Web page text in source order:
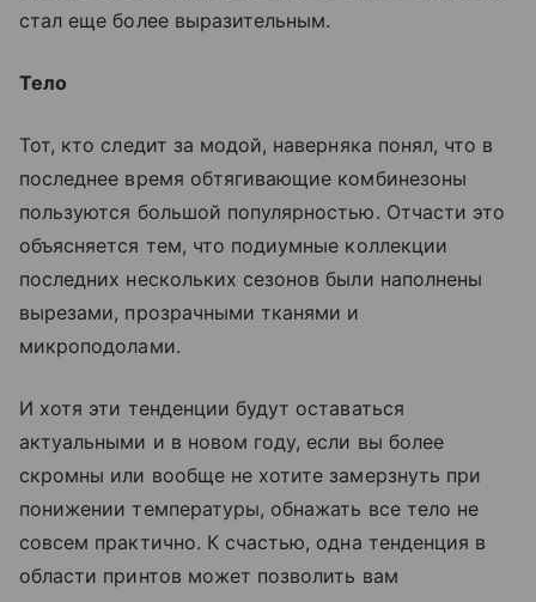
стал еще более выразительным.
Тело
Тот, кто следит за модой, наверняка понял, что в
последнее время обтягивающие комбинезоны
пользуются большой популярностью. Отчасти это
объясняется тем, что подиумные коллекции
последних нескольких сезонов были наполнены
вырезами, прозрачными тканями и
микроподолами.
И хотя эти тенденции будут оставаться
актуальными и в новом году, если вы более
скромны или вообще не хотите замерзнуть при
понижении температуры, обнажать все тело не
совсем практично. К счастью, одна тенденция в
области принтов может позволить вам